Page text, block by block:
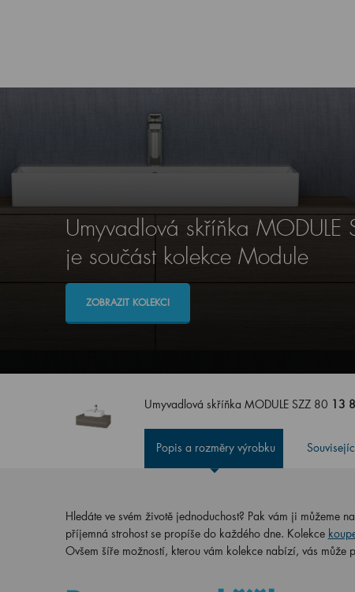
Umyvadlová skříňka MODULE
je součást kolekce Module
ZOBRAZIT KOLEKCI
Umyvadlová skříňka MODULE SZZ 80 13
Popis a rozměry výrobku
Hledáte ve svém životě jednoduchost? Pak vám ji můžeme
příjemná strohost se propíše do každého dne. Kolekce
Ovšem šíře možností, kterou vám kolekce nabízí, vás může